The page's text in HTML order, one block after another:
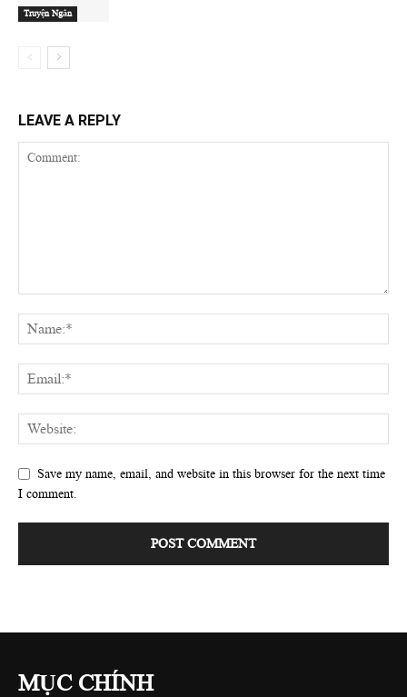
Truyện Ngắn
LEAVE A REPLY
Save my name, email, and website in this browser for the next time
I comment.
MỤC CHÍNH